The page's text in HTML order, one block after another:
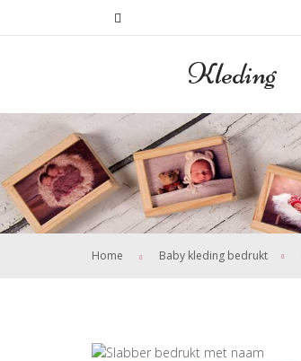
Kleding
Home Baby kleding bedrukt